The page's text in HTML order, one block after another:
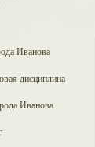
Иванова
дисциплина
Иванова